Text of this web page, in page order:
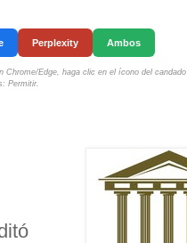
Perplexity Ambos
Edge, haga clic en el ícono del candado
Permitir.